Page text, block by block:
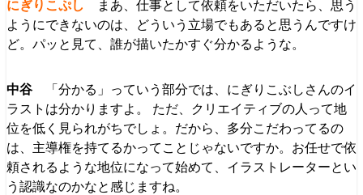
まあ、仕事として依頼をいただいたら、思う
ようにできないのは、どういう立場でもあると思うんですけ
ど。パッと見て、誰が描いたかすぐ分かるような。
「分かる」っていう部分では、にぎりこぶしさんのイ
ラストは分かりますよ。 ただ、クリエイティブの人って地
位を低く見られがちでしょ。だから、多分こだわってるの
は、主導権を持てるかってことじゃないですか。お任せで依
頼されるような地位になって始めて、イラストレーターとい
う認識なのかなと感じますね。